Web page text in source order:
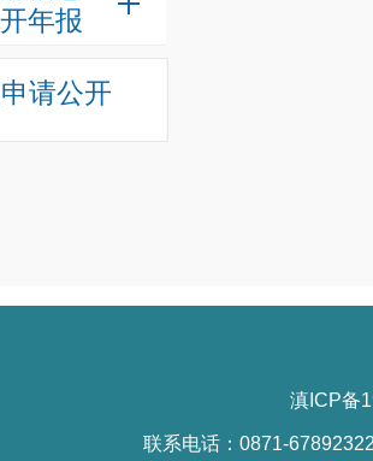
年报
请公开
滇ICP备
联系电话：0871-